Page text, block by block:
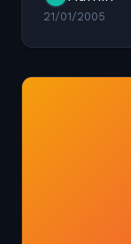
21/01/2005